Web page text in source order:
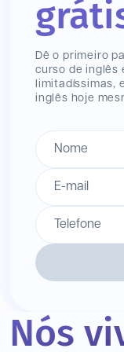
Dê o primeiro
curso de inglês
limitadíssimas,
inglês hoje
Nome
E-mail
Telefone
Nós